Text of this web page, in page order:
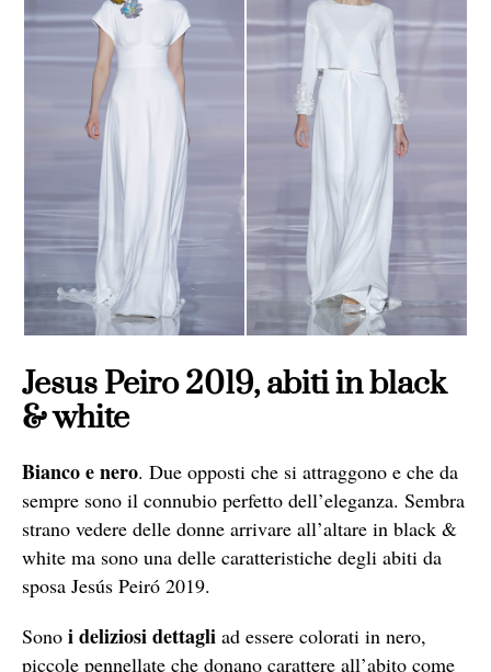
Jesus Peiro 2019, abiti in black
& white
Bianco e nero. Due opposti che si attraggono e che da
sempre sono il connubio perfetto dell’eleganza. Sembra
strano vedere delle donne arrivare all’altare in black &
white ma sono una delle caratteristiche degli abiti da
sposa Jesús Peiró 2019.
Sono i deliziosi dettagli ad essere colorati in nero,
piccole pennellate che donano carattere all’abito come